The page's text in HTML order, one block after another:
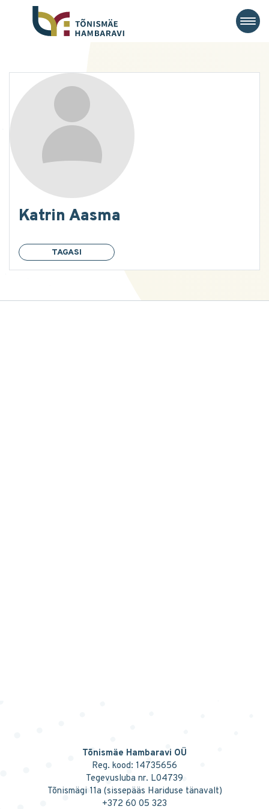
Katrin Aasma
TAGASI
Tõnismäe Hambaravi OÜ
Reg. kood: 14735656
Tegevusluba nr. L04739
Tõnismägi 11a (sissepääs Hariduse tänavalt)
+372 60 05 323